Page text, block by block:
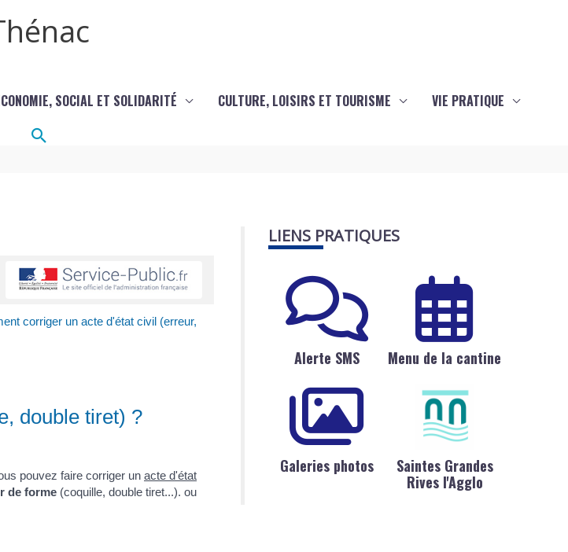
SOCIAL ET SOLIDARITÉ CULTURE, LOISIRS ET TOURISME VIE PRATIQUE
Rechercher
corriger un acte d'état civil (erreur,
double tiret) ?
pouvez faire corriger un acte d'état
de forme (coquille, double tiret...). ou
LIENS PRATIQUES
Alerte SMS Menu de la cantine
Galeries photos
Saintes Grandes
Rives l'Agglo